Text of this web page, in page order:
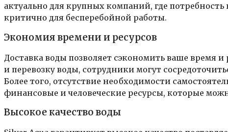
актуально для крупных компаний, где
критично для бесперебойной работы.
Экономия времени и ресурсов
Доставка воды позволяет сэкономить ваше время
и перевозку воды, сотрудники могут
Более того, отсутствие необходимости
финансовые и человеческие ресурсы, которые
Высокое качество воды